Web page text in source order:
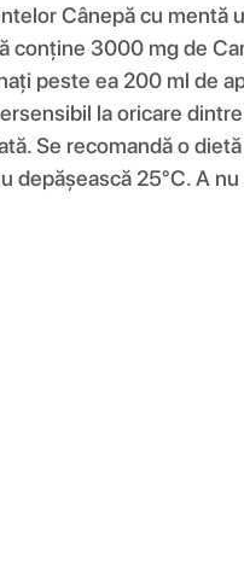
Cânepă cu
3000 mg de
peste ea 200 ml de
la oricare
Se recomandă o
25°C. A